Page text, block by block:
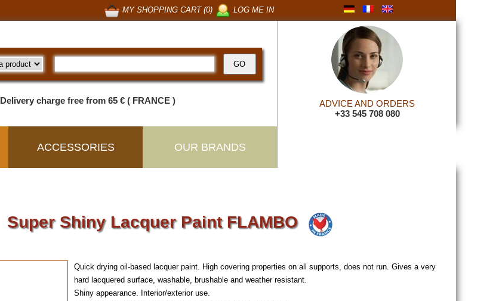
LOG ME IN
MY SHOPPING CART (0)
Delivery charge free from 65 € ( FRANCE )
ADVICE AND ORDERS
+33 545 708 080
ACCESSORIES OUR BRANDS
Super Shiny Lacquer Paint FLAMBO
Quick drying oil-based lacquer paint. High covering properties on all supports, does not run. Gives a very
hard lacquered surface, washable, brushable and weather resistant.
Shiny appearance. Interior/exterior use.